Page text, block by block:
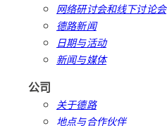
网络研讨会和线下讨论会
德路新闻
日期与活动
新闻与媒体
公司
关于德路
地点与合作伙伴